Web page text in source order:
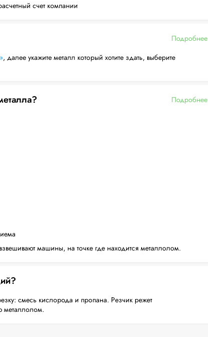
счет компании
Подробнее
, далее укажите металл который хотите здать, выберите
Подробнее
машины, на точке где находится металлолом.
смесь кислорода и пропана. Резчик режет
металлолом.